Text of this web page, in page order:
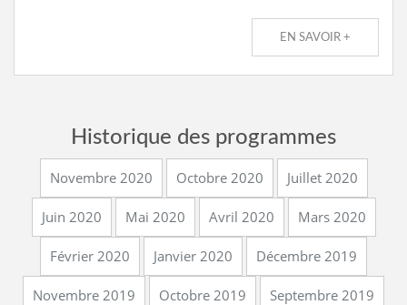
EN SAVOIR +
Historique des programmes
Novembre 2020 Octobre 2020 Juillet 2020
Juin 2020 Mai 2020 Avril 2020 Mars 2020
Février 2020 Janvier 2020 Décembre 2019
Novembre 2019 Octobre 2019 Septembre 2019